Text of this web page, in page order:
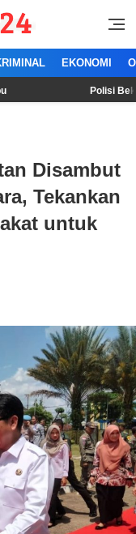
EKONOMI
Polisi Bekuk Begal
Disambut
Tekankan
untuk